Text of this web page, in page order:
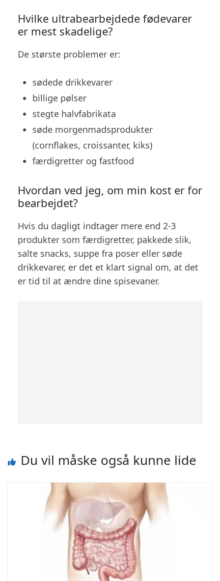
Hvilke ultrabearbejdede fødevarer
er mest skadelige?
De største problemer er:
sødede drikkevarer
billige pølser
stegte halvfabrikata
søde morgenmadsprodukter
(cornflakes, croissanter, kiks)
færdigretter og fastfood
Hvordan ved jeg, om min kost er for
bearbejdet?
Hvis du dagligt indtager mere end 2-3
produkter som færdigretter, pakkede slik,
salte snacks, suppe fra poser eller søde
drikkevarer, er det et klart signal om, at det
er tid til at ændre dine spisevaner.
Du vil måske også kunne lide